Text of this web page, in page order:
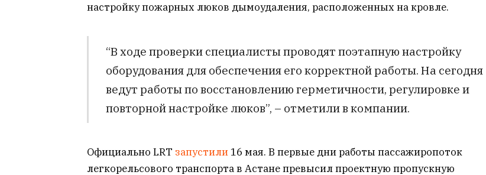
настройку пожарных люков дымоудаления, расположенных на кровле.
“В ходе проверки специалисты проводят поэтапную настройку
оборудования для обеспечения его корректной работы. На сегодня
ведут работы по восстановлению герметичности, регулировке и
повторной настройке люков”, – отметили в компании.
Официально LRT запустили16 мая. В первые дни работы пассажиропоток
легкорельсового транспорта в Астане превысил проектную пропускную